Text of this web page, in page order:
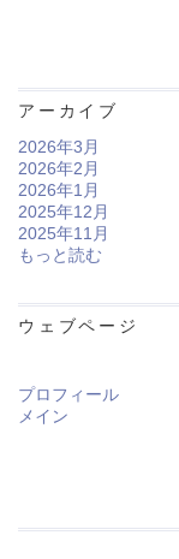
アーカイブ
2026年3月
2026年2月
2026年1月
2025年12月
2025年11月
もっと読む
ウェブページ
プロフィール
メイン